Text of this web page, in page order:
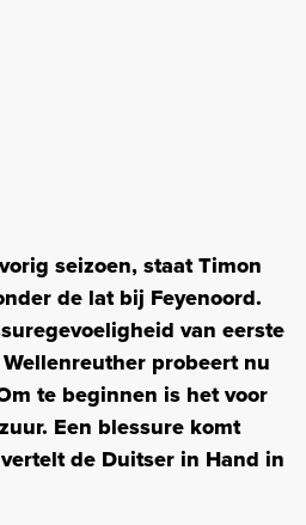
seizoen, staat Timon
de lat bij Feyenoord.
van eerste
probeert nu
te beginnen is het voor
Een blessure komt
de Duitser in Hand in